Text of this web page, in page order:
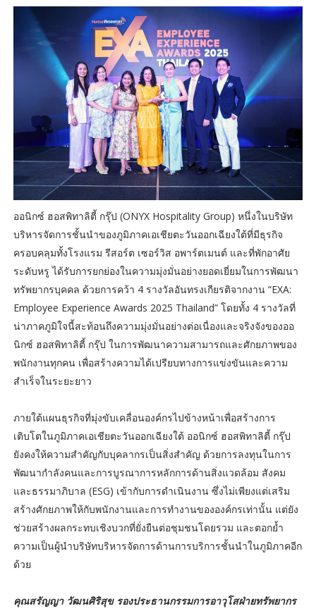
ออนิกซ์ ฮอสพิทาลิตี้ กรุ๊ป (ONYX Hospitality Group) หนึ่งในบริษัท
บริหารจัดการชั้นนำของภูมิภาคเอเชียตะวันออกเฉียงใต้ที่มีธุรกิจ
ครอบคลุมทั้งโรงแรม รีสอร์ต เซอร์วิส อพาร์ตเมนต์ และที่พักอาศัย
ระดับหรู ได้รับการยกย่องในความมุ่งมั่นอย่างยอดเยี่ยมในการพัฒนา
ทรัพยากรบุคคล ด้วยการคว้า 4 รางวัลอันทรงเกียรติจากงาน “EXA:
Employee Experience Awards 2025 Thailand” โดยทั้ง 4 รางวัลที่
น่าภาคภูมิใจนี้สะท้อนถึงความมุ่งมั่นอย่างต่อเนื่องและจริงจังของออ
นิกซ์ ฮอสพิทาลิตี้ กรุ๊ป ในการพัฒนาความสามารถและศักยภาพของ
พนักงานทุกคน เพื่อสร้างความได้เปรียบทางการแข่งขันและความ
สำเร็จในระยะยาว
ภายใต้แผนธุรกิจที่มุ่งขับเคลื่อนองค์กรไปข้างหน้าเพื่อสร้างการ
เติบโตในภูมิภาคเอเชียตะวันออกเฉียงใต้ ออนิกซ์ ฮอสพิทาลิตี้ กรุ๊ป
ยังคงให้ความสำคัญกับบุคลากรเป็นสิ่งสำคัญ ด้วยการลงทุนในการ
พัฒนากำลังคนและการบูรณาการหลักการด้านสิ่งแวดล้อม สังคม
และธรรมาภิบาล (ESG) เข้ากับการดำเนินงาน ซึ่งไม่เพียงแต่เสริม
สร้างศักยภาพให้กับพนักงานและการทำงานขององค์กรเท่านั้น แต่ยัง
ช่วยสร้างผลกระทบเชิงบวกที่ยั่งยืนต่อชุมชนโดยรวม และตอกย้ำ
ความเป็นผู้นำบริษัทบริหารจัดการด้านการบริการชั้นนำในภูมิภาคอีก
ด้วย
คุณสรัญญา วัฒนศิริสุข รองประธานกรรมการอาวุโสฝ่ายทรัพยากร